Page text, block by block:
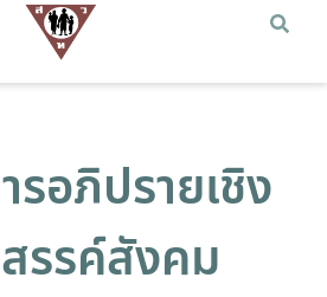
รอภิปรายเชิง
รรค์สังคม